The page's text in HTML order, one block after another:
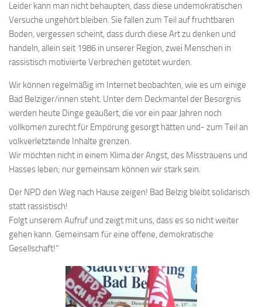
Leider kann man nicht behaupten, dass diese undemokratischen
Versuche ungehört bleiben. Sie fallen zum Teil auf fruchtbaren
Boden, vergessen scheint, dass durch diese Art zu denken und
handeln, allein seit 1986 in unserer Region, zwei Menschen in
rassistisch motivierte Verbrechen getötet wurden.
Wir können regelmäßig im Internet beobachten, wie es um einige
Bad Belziger/innen steht. Unter dem Deckmantel der Besorgnis
werden heute Dinge geäußert, die vor ein paar Jahren noch
vollkomen zurecht für Empörung gesorgt hätten und- zum Teil an
volkverletztende Inhalte grenzen.
Wir möchten nicht in einem Klima der Angst, des Misstrauens und
Hasses leben; nur gemeinsam können wir stark sein.
Der NPD den Weg nach Hause zeigen! Bad Belzig bleibt solidarisch
statt rassistisch!
Folgt unserem Aufruf und zeigt mit uns, dass es so nicht weiter
gehen kann. Gemeinsam für eine offene, demokratische
Gesellschaft!“